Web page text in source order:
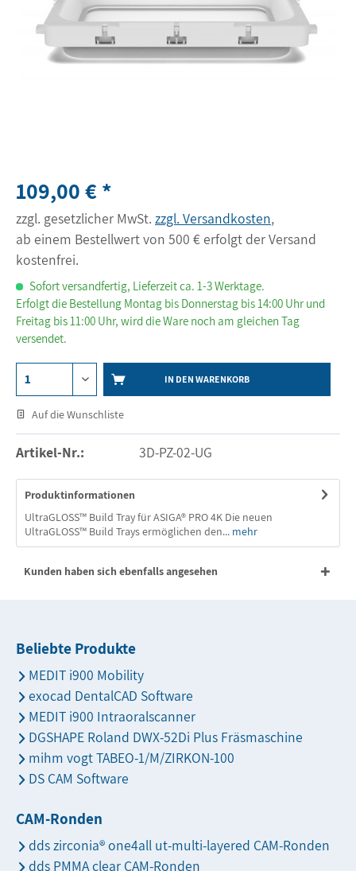
109,00 € *
zzgl. gesetzlicher MwSt. zzgl. Versandkosten,
ab einem Bestellwert von 500 € erfolgt der Versand
kostenfrei.
Sofort versandfertig, Lieferzeit ca. 1-3 Werktage.
Erfolgt die Bestellung Montag bis Donnerstag bis 14:00 Uhr und
Freitag bis 11:00 Uhr, wird die Ware noch am gleichen Tag
versendet.
IN DEN WARENKORB
Auf die Wunschliste
Artikel-Nr.: 3D-PZ-02-UG
Produktinformationen
UltraGLOSS™ Build Tray für ASIGA® PRO 4K Die neuen
UltraGLOSS™ Build Trays ermöglichen den... mehr
Kunden haben sich ebenfalls angesehen
Beliebte Produkte
MEDIT i900 Mobility
exocad DentalCAD Software
MEDIT i900 Intraoralscanner
DGSHAPE Roland DWX-52Di Plus Fräsmaschine
mihm vogt TABEO-1/M/ZIRKON-100
DS CAM Software
CAM-Ronden
dds zirconia® one4all ut-multi-layered CAM-Ronden
dds PMMA clear CAM-Ronden